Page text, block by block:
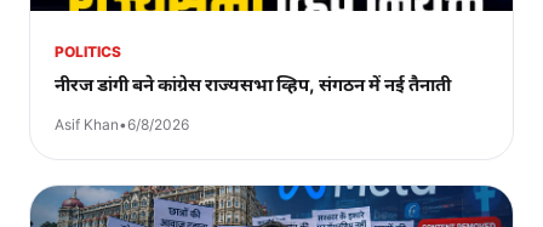
POLITICS
नीरज डांगी बने कांग्रेस राज्यसभा व्हिप, संगठन में नई तैनाती
Asif Khan•6/8/2026